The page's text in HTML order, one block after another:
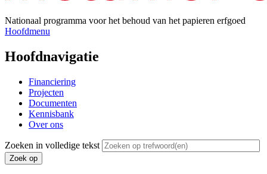
Nationaal programma voor het behoud van het papieren erfgoed
Hoofdmenu
Hoofdnavigatie
Financiering
Projecten
Documenten
Kennisbank
Over ons
Zoeken in volledige tekst